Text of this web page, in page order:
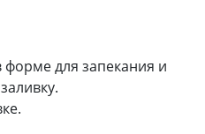
форме для запекания и